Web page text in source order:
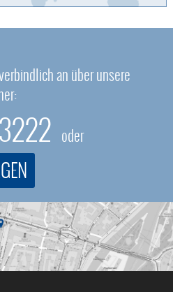
an über unsere
oder